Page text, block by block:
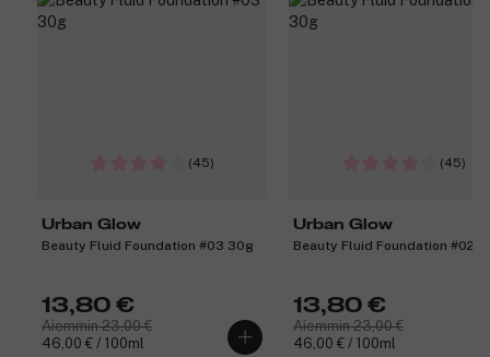
(45)
Urban Glow
Beauty Fluid Foundation #03 30g
13,80 €
Aiemmin 23,00 €
46,00 € / 100ml
(45)
Urban Glow
Beauty Fluid Foundation #02
13,80 €
Aiemmin 23,00 €
46,00 € / 100ml